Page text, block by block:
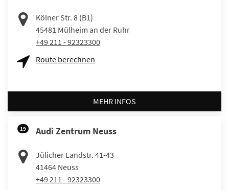
Kölner Str. 8 (B1)
45481 Mülheim an der Ruhr
+49 211 - 92323300
Route berechnen
MEHR INFOS
19 Audi Zentrum Neuss
Jülicher Landstr. 41-43
41464 Neuss
+49 211 - 92323300